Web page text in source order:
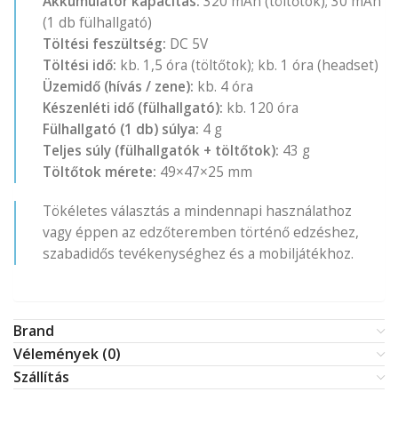
(1 db fülhallgató)
Töltési feszültség: DC 5V
Töltési idő: kb. 1,5 óra (töltőtok); kb. 1 óra (headset)
Üzemidő (hívás / zene): kb. 4 óra
Készenléti idő (fülhallgató): kb. 120 óra
Fülhallgató (1 db) súlya: 4 g
Teljes súly (fülhallgatók + töltőtok): 43 g
Töltőtok mérete: 49×47×25 mm
Tökéletes választás a mindennapi használathoz
vagy éppen az edzőteremben történő edzéshez,
szabadidős tevékenységhez és a mobiljátékhoz.
Brand
Vélemények (0)
Szállítás